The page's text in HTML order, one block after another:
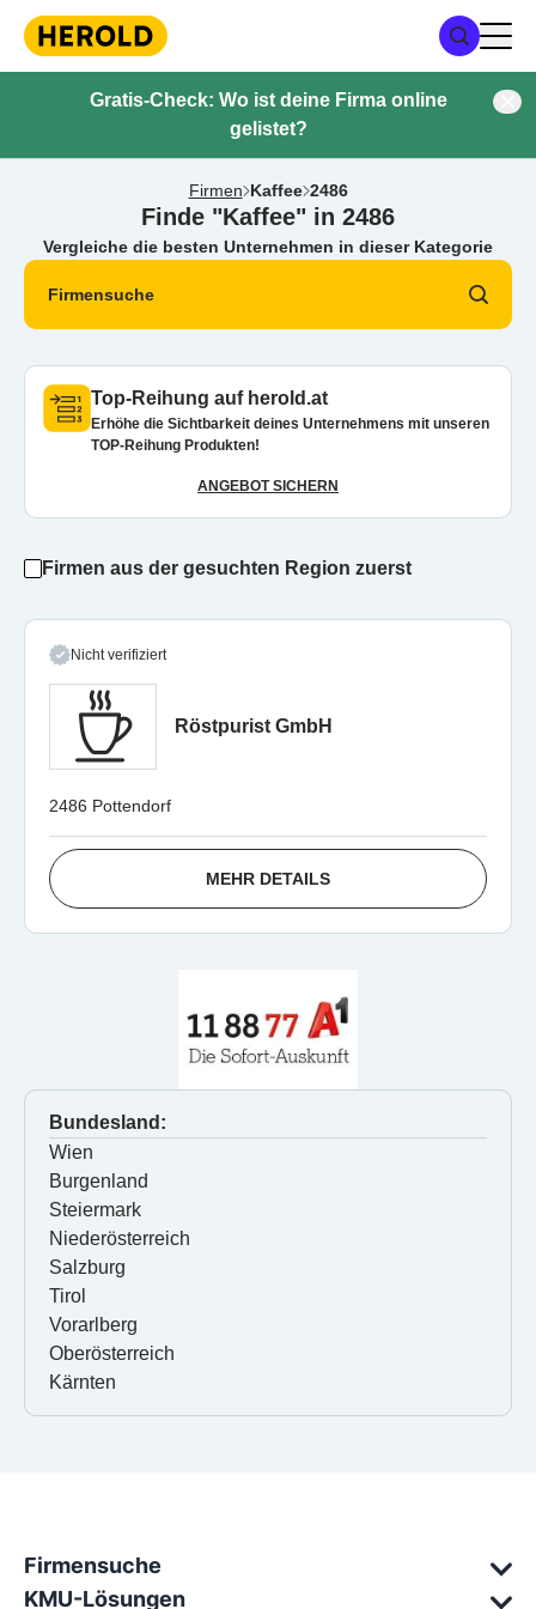
Gratis-Check: Wo ist deine Firma online
gelistet?
Firmen Kaffee 2486
Finde "Kaffee" in 2486
Vergleiche die besten Unternehmen in dieser Kategorie
Firmensuche
Top-Reihung auf herold.at
Erhöhe die Sichtbarkeit deines Unternehmens mit unseren
TOP-Reihung Produkten!
ANGEBOT SICHERN
Firmen aus der gesuchten Region zuerst
Nicht verifiziert
Röstpurist GmbH
2486 Pottendorf
MEHR DETAILS
Bundesland:
Wien
Burgenland
Steiermark
Niederösterreich
Salzburg
Tirol
Vorarlberg
Oberösterreich
Kärnten
Firmensuche
KMU-Lösungen